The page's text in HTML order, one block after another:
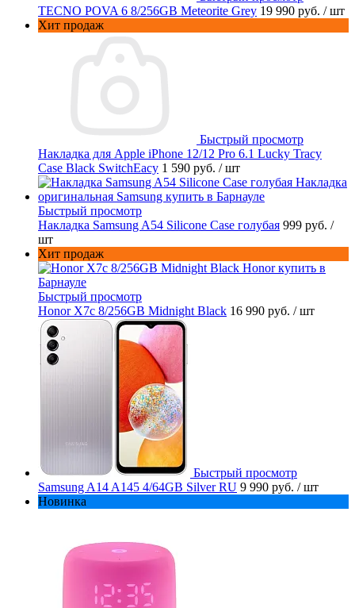
TECNO POVA 6 8/256GB Meteorite Grey 19 990 руб. / шт
Хит продаж
Быстрый просмотр
Накладка для Apple iPhone 12/12 Pro 6.1 Lucky Tracy
Case Black SwitchEacy 1 590 руб. / шт
Быстрый просмотр
Накладка Samsung A54 Silicone Case голубая 999 руб. /
шт
Хит продаж
Быстрый просмотр
Honor X7c 8/256GB Midnight Black 16 990 руб. / шт
Быстрый просмотр
Samsung A14 A145 4/64GB Silver RU 9 990 руб. / шт
Новинка